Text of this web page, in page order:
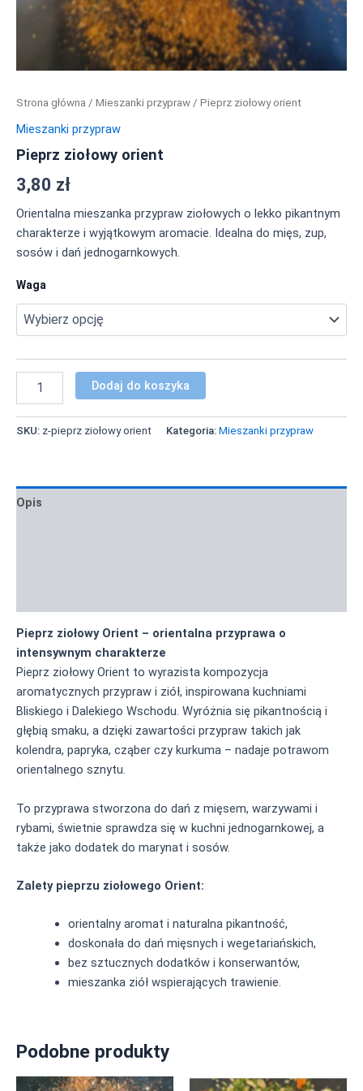
Strona główna / Mieszanki przypraw / Pieprz ziołowy orient
Mieszanki przypraw
Pieprz ziołowy orient
3,80 zł
Orientalna mieszanka przypraw ziołowych o lekko pikantnym
charakterze i wyjątkowym aromacie. Idealna do mięs, zup,
sosów i dań jednogarnkowych.
Waga
Dodaj do koszyka
SKU: z-pieprz ziołowy orient Kategoria: Mieszanki przypraw
Opis
Pieprz ziołowy Orient – orientalna przyprawa o
intensywnym charakterze
Pieprz ziołowy Orient to wyrazista kompozycja
aromatycznych przypraw i ziół, inspirowana kuchniami
Bliskiego i Dalekiego Wschodu. Wyróżnia się pikantnością i
głębią smaku, a dzięki zawartości przypraw takich jak
kolendra, papryka, cząber czy kurkuma – nadaje potrawom
orientalnego sznytu.
To przyprawa stworzona do dań z mięsem, warzywami i
rybami, świetnie sprawdza się w kuchni jednogarnkowej, a
także jako dodatek do marynat i sosów.
Zalety pieprzu ziołowego Orient:
orientalny aromat i naturalna pikantność,
doskonała do dań mięsnych i wegetariańskich,
bez sztucznych dodatków i konserwantów,
mieszanka ziół wspierających trawienie.
Podobne produkty
Ten Ten